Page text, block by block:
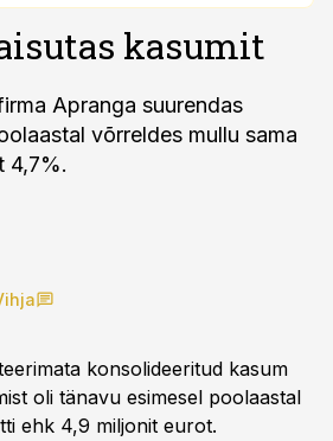
kasumit
Apranga suurendas
võrreldes mullu sama
4,7%.
konsolideeritud kasum
oli tänavu esimesel poolaastal
ehk 4,9 miljonit eurot.